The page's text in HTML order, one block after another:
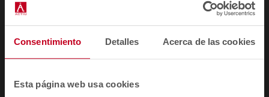
Consentimiento Detalles Acerca de las cookies
Esta página web usa cookies
relacionadas con los requisitos de mobiliario de
almacenamiento de oficina, incluyendo criterios
de seguridad, funcionalidad y métodos de
ensayo. Estas normas son fundamentales para
en oficinas sean seguros, duraderos y